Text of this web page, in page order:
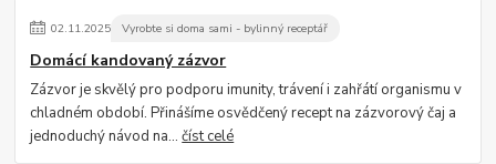
02.11.2025 Vyrobte si doma sami - bylinný receptář
Domácí kandovaný zázvor
Zázvor je skvělý pro podporu imunity, trávení i zahřátí organismu v
chladném období. Přinášíme osvědčený recept na zázvorový čaj a
jednoduchý návod na...číst celé